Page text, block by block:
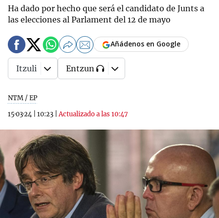
Ha dado por hecho que será el candidato de Junts a
las elecciones al Parlament del 12 de mayo
NTM / EP
15·03·24
10:23 |Actualizado a las 10:47
Añádenos en Google
Itzuli Entzun